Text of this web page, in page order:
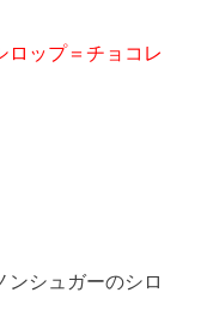
ロップ＝チョコレ
ンシュガーのシロ